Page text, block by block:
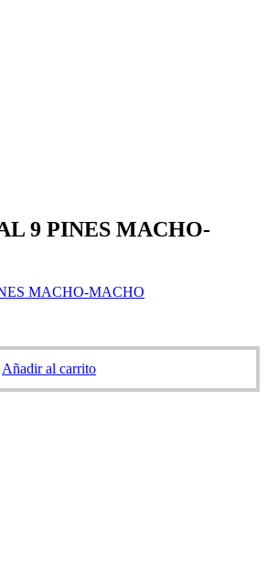
9 PINES MACHO-
MACHO-MACHO
Añadir al carrito